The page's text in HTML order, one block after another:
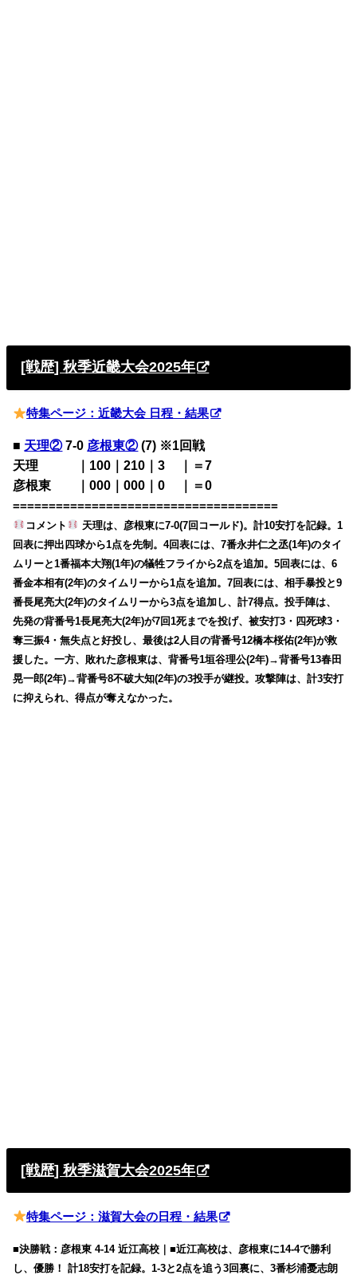
[戦歴] 秋季近畿大会2025年
特集ページ：近畿大会 日程・結果
■ 天理②7-0 彦根東②(7) ※1回戦
天理 ｜100｜210｜3
｜＝7
彦根東 ｜000｜000｜0
｜＝0
=====================================
コメント
天理は、彦根東に7-0(7回コールド)。計10安打を記録。1
回表に押出四球から1点を先制。4回表には、7番永井仁之丞(1年)のタイ
ムリーと1番福本大翔(1年)の犠牲フライから2点を追加。5回表には、6
番金本相有(2年)のタイムリーから1点を追加。7回表には、相手暴投と9
番長尾亮大(2年)のタイムリーから3点を追加し、計7得点。投手陣は、
先発の背番号1長尾亮大(2年)が7回1死までを投げ、被安打3・四死球3・
奪三振4・無失点と好投し、最後は2人目の背番号12橋本桜佑(2年)が救
援した。一方、敗れた彦根東は、背番号1垣谷理公(2年)→背番号13春田
晃一郎(2年)→背番号8不破大知(2年)の3投手が継投。攻撃陣は、計3安打
に抑えられ、得点が奪えなかった。
[戦歴] 秋季滋賀大会2025年
特集ページ：滋賀大会の日程・結果
■決勝戦：彦根東 4-14 近江高校｜■近江高校は、彦根東に14-4で勝利
し、優勝！ 計18安打を記録。1-3と2点を追う3回裏に、3番杉浦憂志朗